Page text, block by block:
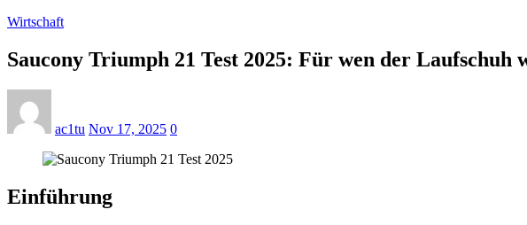
Wirtschaft
Saucony Triumph 21 Test 2025: Für wen der Laufschuh
ac1tu Nov 17, 2025 0
Einführung